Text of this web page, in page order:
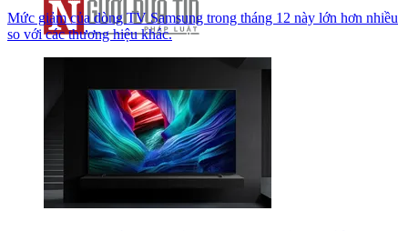
Mức giảm của dòng TV Samsung trong tháng 12 này lớn hơn nhiều
so với các thương hiệu khác.